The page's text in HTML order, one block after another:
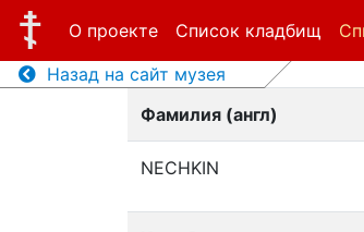
О проекте Список кладбищ
Назад на сайт музея
Фамилия (англ)
NECHKIN